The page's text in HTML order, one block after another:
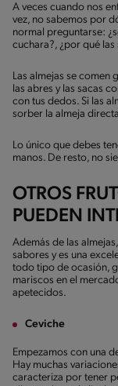
A veces cuando nos
vez, no sabemos por
normal preguntarse:
cuchara?, ¿por qué
Las almejas se comen
las abres y las sacas
con tus dedos. Si las
sorber la almeja
Lo único que debes
manos. De resto, no
OTROS
PUEDEN
Además de las
sabores y es una
todo tipo de ocasión,
mariscos en el
apetecidos.
Ceviche
Empezamos con una
Hay muchas
caracteriza por tener